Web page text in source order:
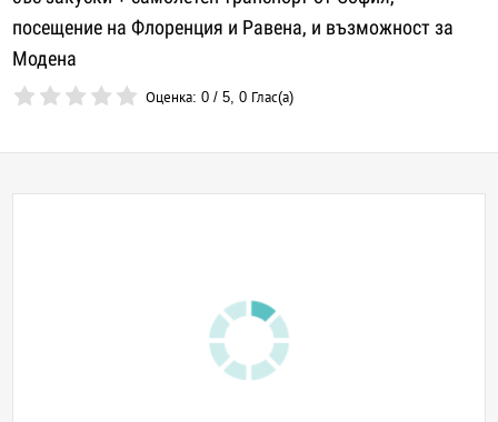
посещение на Флоренция и Равена, и възможност за
Модена
Оценка:0 /5,0 Глас(а)